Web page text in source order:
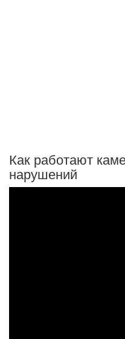
Как работают
нарушений